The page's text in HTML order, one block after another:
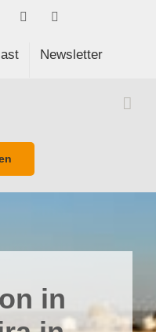
Spotify
Newsletter
in